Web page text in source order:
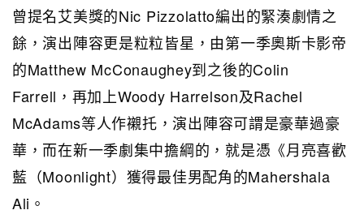
曾提名艾美獎的Nic Pizzolatto編出的緊湊劇情之
餘，演出陣容更是粒粒皆星，由第一季奧斯卡影帝
的Matthew McConaughey到之後的Colin
Farrell，再加上Woody Harrelson及Rachel
McAdams等人作襯托，演出陣容可謂是豪華過豪
華，而在新一季劇集中擔綱的，就是憑《月亮喜歡
藍（Moonlight）獲得最佳男配角的Mahershala
Ali。